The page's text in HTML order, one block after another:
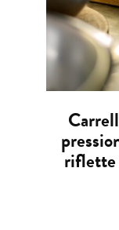
riflette